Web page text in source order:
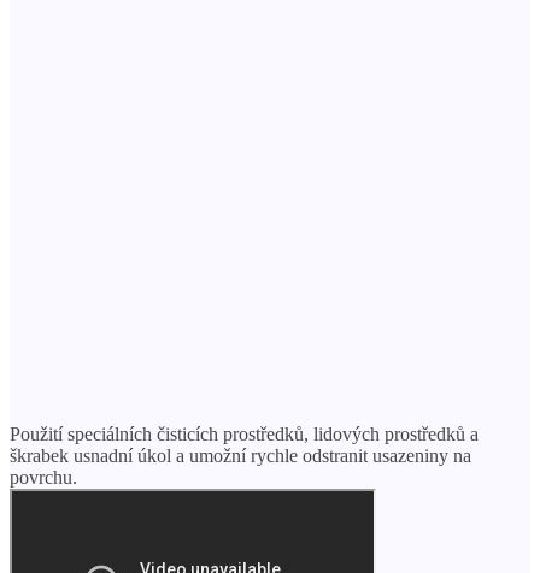
Použití speciálních čisticích prostředků, lidových prostředků a
škrabek usnadní úkol a umožní rychle odstranit usazeniny na
povrchu.